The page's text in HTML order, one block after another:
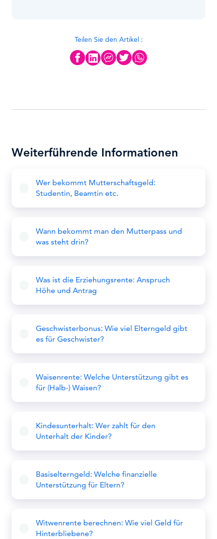
Teilen Sie den Artikel :
Weiterführende Informationen
Wer bekommt Mutterschaftsgeld:
Studentin, Beamtin etc.
Wann bekommt man den Mutterpass und
was steht drin?
Was ist die Erziehungsrente: Anspruch
Höhe und Antrag
Geschwisterbonus: Wie viel Elterngeld gibt
es für Geschwister?
Waisenrente: Welche Unterstützung gibt es
für (Halb-) Waisen?
Kindesunterhalt: Wer zahlt für den
Unterhalt der Kinder?
Basiselterngeld: Welche finanzielle
Unterstützung für Eltern?
Witwenrente berechnen: Wie viel Geld für
Hinterbliebene?